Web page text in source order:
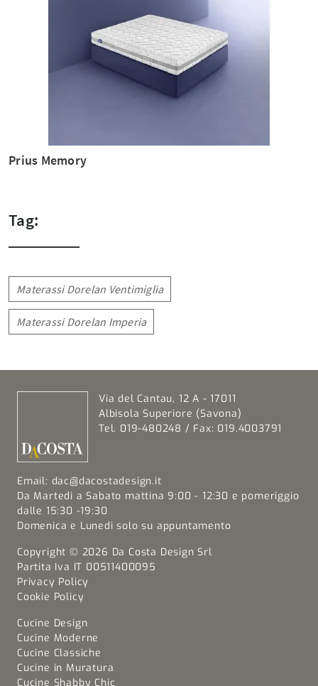
Prius Memory
Tag:
Materassi Dorelan Ventimiglia
Materassi Dorelan Imperia
Via del Cantau, 12 A - 17011
Albisola Superiore (Savona)
Tel. 019-480248 / Fax: 019.4003791
Email: dac@dacostadesign.it
Da Martedi a Sabato mattina 9:00 - 12:30 e pomeriggio
dalle 15:30 -19:30
Domenica e Lunedi solo su appuntamento
Copyright © 2026 Da Costa Design Srl
Partita Iva IT 00511400095
Privacy Policy
Cookie Policy
Cucine Design
Cucine Moderne
Cucine Classiche
Cucine in Muratura
Cucine Shabby Chic